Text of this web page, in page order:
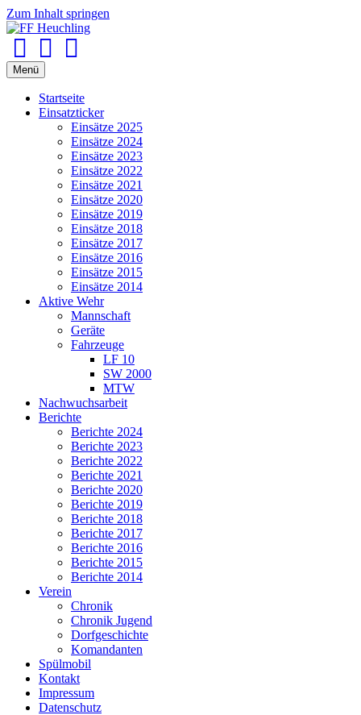
Zum Inhalt springen
Menü
Startseite
Einsatzticker
Einsätze 2025
Einsätze 2024
Einsätze 2023
Einsätze 2022
Einsätze 2021
Einsätze 2020
Einsätze 2019
Einsätze 2018
Einsätze 2017
Einsätze 2016
Einsätze 2015
Einsätze 2014
Aktive Wehr
Mannschaft
Geräte
Fahrzeuge
LF 10
SW 2000
MTW
Nachwuchsarbeit
Berichte
Berichte 2024
Berichte 2023
Berichte 2022
Berichte 2021
Berichte 2020
Berichte 2019
Berichte 2018
Berichte 2017
Berichte 2016
Berichte 2015
Berichte 2014
Verein
Chronik
Chronik Jugend
Dorfgeschichte
Komandanten
Spülmobil
Kontakt
Impressum
Datenschutz